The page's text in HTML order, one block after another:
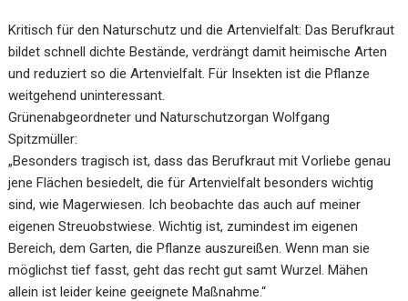
Kritisch für den Naturschutz und die Artenvielfalt: Das Berufkraut
bildet schnell dichte Bestände, verdrängt damit heimische Arten
und reduziert so die Artenvielfalt. Für Insekten ist die Pflanze
weitgehend uninteressant.
Grünenabgeordneter und Naturschutzorgan Wolfgang
Spitzmüller:
„Besonders tragisch ist, dass das Berufkraut mit Vorliebe genau
jene Flächen besiedelt, die für Artenvielfalt besonders wichtig
sind, wie Magerwiesen. Ich beobachte das auch auf meiner
eigenen Streuobstwiese. Wichtig ist, zumindest im eigenen
Bereich, dem Garten, die Pflanze auszureißen. Wenn man sie
möglichst tief fasst, geht das recht gut samt Wurzel. Mähen
allein ist leider keine geeignete Maßnahme.“